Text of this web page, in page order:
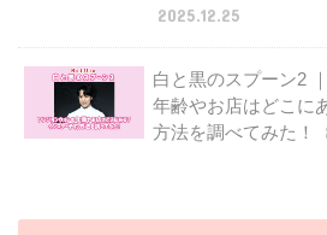
2025.12.25
白と黒のスプーン2
年齢やお店はどこに
方法を調べてみた！